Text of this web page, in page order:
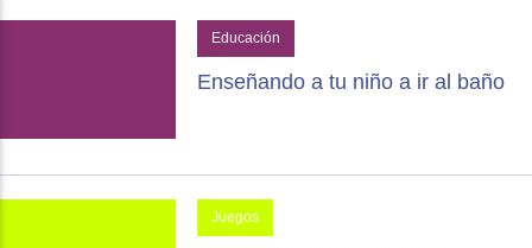
Educación
Enseñando a tu niño a ir al baño
Juegos